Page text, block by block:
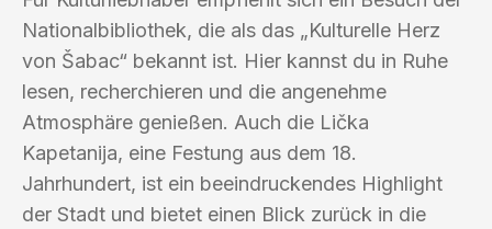
Nationalbibliothek, die als das „Kulturelle Herz
von Šabac“ bekannt ist. Hier kannst du in Ruhe
lesen, recherchieren und die angenehme
Atmosphäre genießen. Auch die Lička
Kapetanija, eine Festung aus dem 18.
Jahrhundert, ist ein beeindruckendes Highlight
der Stadt und bietet einen Blick zurück in die